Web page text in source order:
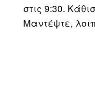
στις 9:30.
Μαντέψτε,